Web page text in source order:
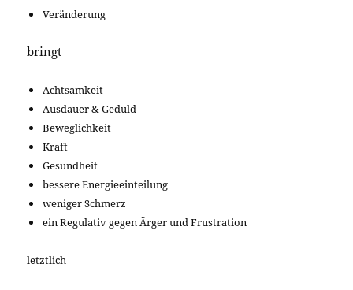
Veränderung
bringt
Achtsamkeit
Ausdauer & Geduld
Beweglichkeit
Kraft
Gesundheit
bessere Energieeinteilung
weniger Schmerz
ein Regulativ gegen Ärger und Frustration
letztlich